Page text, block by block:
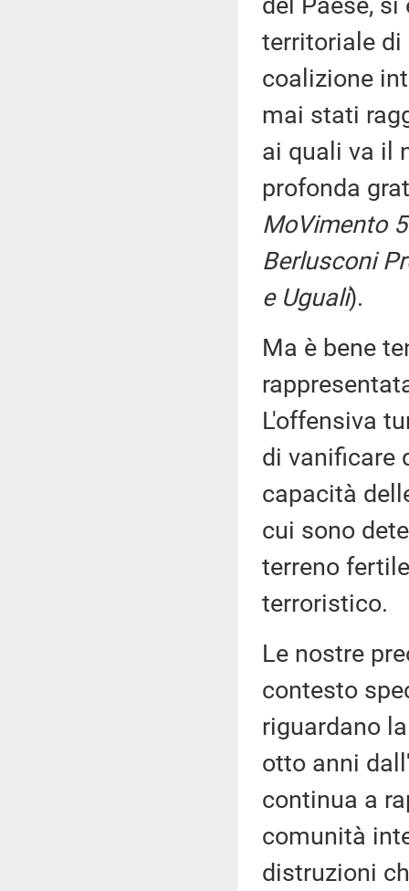
territoriale
coalizione
mai stati
ai quali va il
profonda
MoVimento
Berlusconi
e Uguali).
Ma è bene
L'offensiva
di vanificare
capacità
cui sono
terreno
terroristico.
Le nostre
contesto
riguardano
otto anni
continua a
comunità
distruzioni